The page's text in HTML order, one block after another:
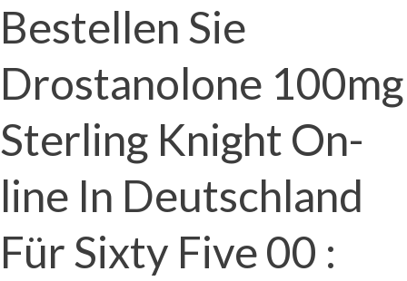
Bestellen Sie
Drostanolone 100mg
Sterling Knight On-
line In Deutschland
Für Sixty Five 00 :